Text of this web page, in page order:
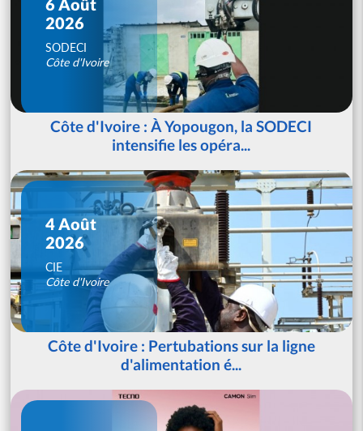
6 Août
2026
SODECI
Côte d'Ivoire
Côte d'Ivoire : À Yopougon, la SODECI
intensifie les opéra...
4 Août
2026
CIE
Côte d'Ivoire
Côte d'Ivoire : Pertubations sur la ligne
d'alimentation é...